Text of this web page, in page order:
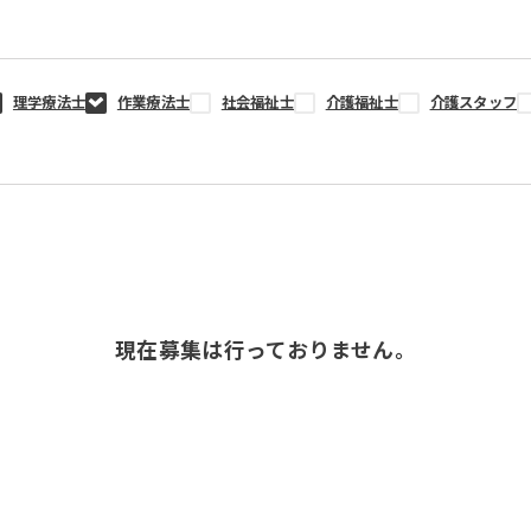
理学療法士 作業療法士 社会福祉士 介護福祉士 介護スタッフ
現在募集は行っておりません。